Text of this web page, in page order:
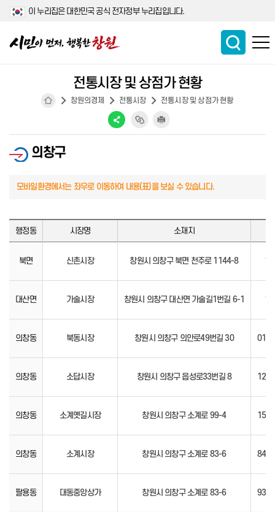
이 누리집은 대한민국 공식 전자정부 누리집입니다.
창원의경제 전통시장 전통시장 및 상점가 현황
전통시장 및 상점가 현황
의창구
행정동 시장명 소재지
북면 신촌시장 창원시 의창구 북면 천주로 1144-8
대산면 가술시장 창원시 의창구 대산면 가술길1번길 6-1
의창동 북동시장 창원시 의창구 의안로49번길 30
의창동 소답시장 창원시 의창구 읍성로33번길 8
의창동 소계옛길시장 창원시 의창구 소계로 99-4
의창동 소계시장 창원시 의창구 소계로 83-6
팔용동 대동중앙상가 창원시 의창구 소계로 83-6